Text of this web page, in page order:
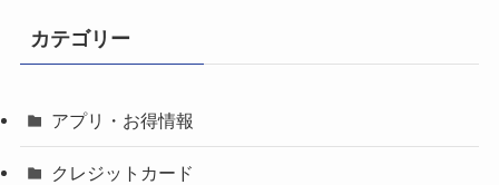
カテゴリー
アプリ・お得情報
クレジットカード